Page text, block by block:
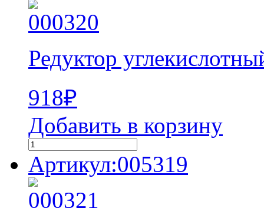
Редуктор
918₽
Добавить в корзину
Артикул:005319